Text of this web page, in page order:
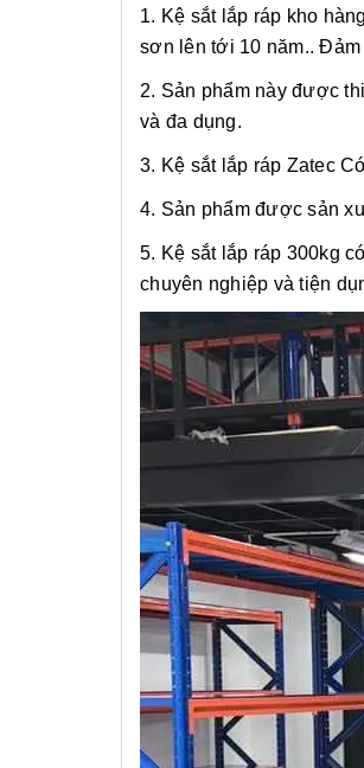
1. Kệ sắt lắp ráp kho
sơn lên tới 10 năm..
2. Sản phẩm này được
và đa dụng.
3. Kệ sắt lắp ráp Zatec
4. Sản phẩm được sản
5. Kệ sắt lắp ráp 300kg
chuyên nghiệp và tiện